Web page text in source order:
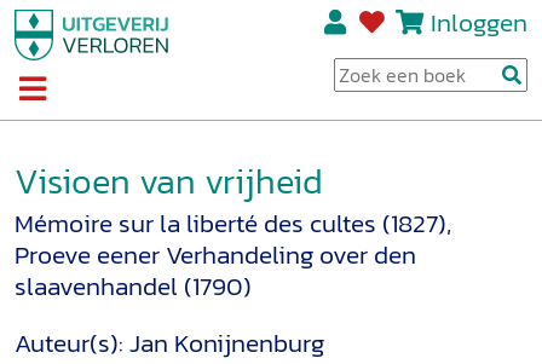
Inloggen
Visioen van vrijheid
Mémoire sur la liberté des cultes (1827),
Proeve eener Verhandeling over den
slaavenhandel (1790)
Auteur(s):Jan Konijnenburg